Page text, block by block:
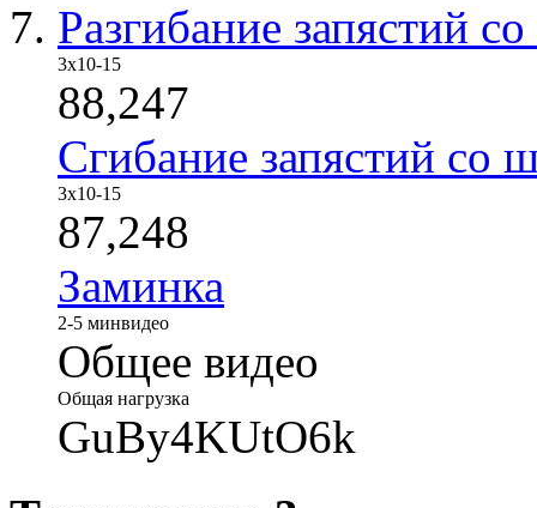
Разгибание запястий
3x10-15
88,247
Сгибание запястий со
3x10-15
87,248
Заминка
2-5 минвидео
Общее видео
Общая нагрузка
GuBy4KUtO6k